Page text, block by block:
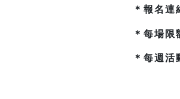
＊報名連
＊每場限
＊每週活